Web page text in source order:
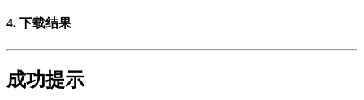
4. 下载结果
成功提示